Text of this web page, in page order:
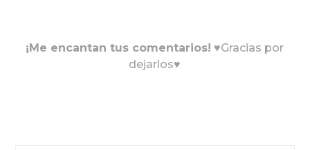
¡Me encantan tus comentarios! ♥Gracias por
dejarlos♥